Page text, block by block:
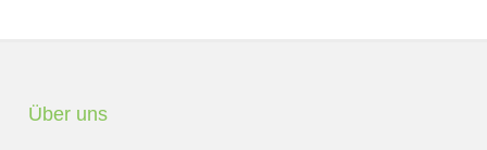
Über uns